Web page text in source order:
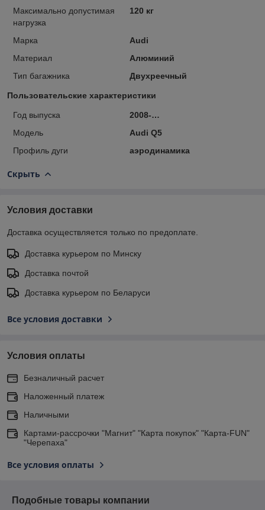
Максимально допустимая
нагрузка
120 кг
Марка
Audi
Материал
Алюминий
Тип багажника
Двухреечный
Пользовательские характеристики
Год выпуска
2008-…
Модель
Audi Q5
Профиль дуги
аэродинамика
Скрыть
Условия доставки
Доставка осуществляется только по предоплате.
Доставка курьером по Минску
Доставка почтой
Доставка курьером по Беларуси
Все условия доставки
Условия оплаты
Безналичный расчет
Наложенный платеж
Наличными
Картами-рассрочки "Магнит" "Карта покупок" "Карта-FUN"
"Черепаха"
Все условия оплаты
Подобные товары компании